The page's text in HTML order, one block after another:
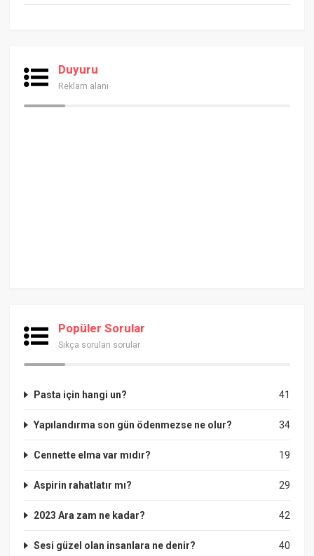
Duyuru
Reklam alanı
Popüler Sorular
Sıkça sorulan sorular
41
Pasta için hangi un?
34
Yapılandırma son gün ödenmezse ne olur?
19
Cennette elma var mıdır?
29
Aspirin rahatlatır mı?
42
2023 Ara zam ne kadar?
40
Sesi güzel olan insanlara ne denir?